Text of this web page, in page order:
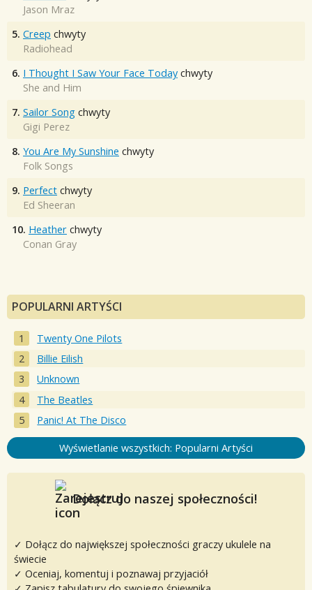
Jason Mraz
5. Creep chwyty
Radiohead
6. I Thought I Saw Your Face Today chwyty
She and Him
7. Sailor Song chwyty
Gigi Perez
8. You Are My Sunshine chwyty
Folk Songs
9. Perfect chwyty
Ed Sheeran
10. Heather chwyty
Conan Gray
POPULARNI ARTYŚCI
Twenty One Pilots
Billie Eilish
Unknown
The Beatles
Panic! At The Disco
Wyświetlanie wszystkich: Popularni Artyści
Dołącz do naszej społeczności!
✓ Dołącz do największej społeczności graczy ukulele na
świecie
✓ Oceniaj, komentuj i poznawaj przyjaciół